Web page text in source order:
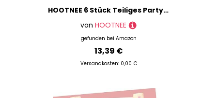
HOOTNEE 6 Stück Teiliges Partybrillen aus Stabilem Pc Material Leicht und Tragbar für Silvester Abschlussfeiern Geburtstage Bunte Langlebige Brillen als Lustiges Fotorequisit und
von HOOTNEE
gefunden bei Amazon
13,39 €
Versandkosten: 0,00 €